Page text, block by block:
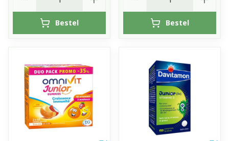
Bestel Bestel